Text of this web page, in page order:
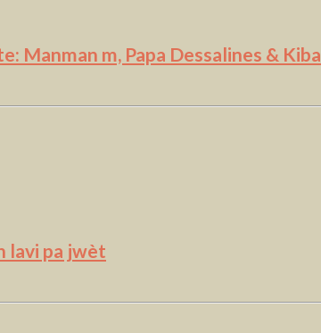
Manman m, Papa Dessalines & Kiba
lavi pa jwèt